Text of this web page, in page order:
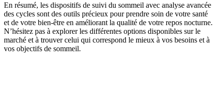
En résumé, les dispositifs de suivi du sommeil avec analyse avancée
des cycles sont des outils précieux pour prendre soin de votre santé
et de votre bien-être en améliorant la qualité de votre repos nocturne.
N’hésitez pas à explorer les différentes options disponibles sur le
marché et à trouver celui qui correspond le mieux à vos besoins et à
vos objectifs de sommeil.